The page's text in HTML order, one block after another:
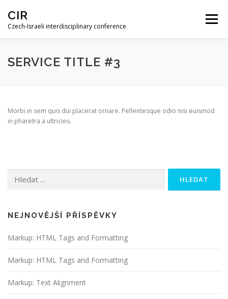
content
CIR
Czech-Israeli interdisciplinary conference
Menu
HOME PROGRAM RECORDINGS
SERVICE TITLE #3
Morbi in sem quis dui placerat ornare. Pellentesque odio nisi euismod
in pharetra a ultricies.
NEJNOVĚJŠÍ PŘÍSPĚVKY
Markup: HTML Tags and Formatting
Markup: HTML Tags and Formatting
Markup: Text Alignment